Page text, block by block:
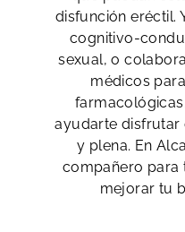
disfunción eréctil.
cognitivo-
sexual, o
médicos
ayudarte disfrutar
y plena. En
compañero para
mejorar tu